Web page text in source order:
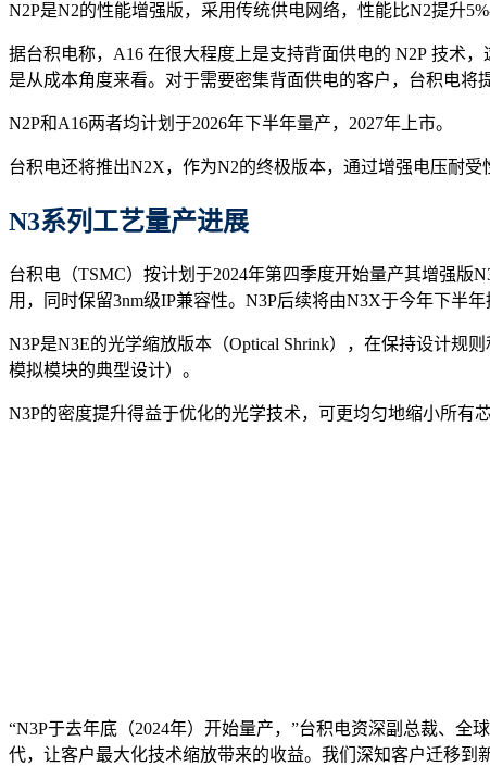
N2P是N2的性能增强版，采用传统供电网络，性能比N2提升
据台积电称，A16 在很大程度上是支持背面供电的 N2P 技术
是从成本角度来看。对于需要密集背面供电的客户，台积电将
N2P和A16两者均计划于2026年下半年量产，2027年上市。
台积电还将推出N2X，作为N2的终极版本，通过增强电压耐
N3系列工艺量产进展
台积电（TSMC）按计划于2024年第四季度开始量产其增强版
用，同时保留3nm级IP兼容性。N3P后续将由N3X于今年下半年
N3P是N3E的光学缩放版本（Optical Shrink），在保持设计规
模拟模块的典型设计）。
N3P的密度提升得益于优化的光学技术，可更均匀地缩小所有
“N3P于去年底（2024年）开始量产，”台积电资深副总裁、
代，让客户最大化技术缩放带来的收益。我们深知客户迁移